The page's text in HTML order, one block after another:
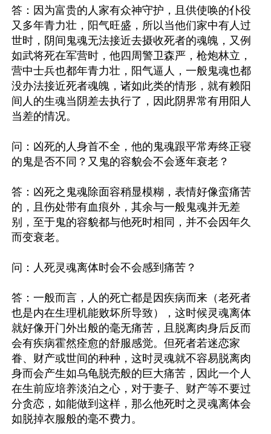
答：因为富贵的人家有众神守护，且供使唤的仆役
又多年青力壮，阳气旺盛，所以当他们家中有人过
世时，阴间鬼魂无法接近去摄收死者的魂魄，又例
如武将死在军营时，他四周警卫森严，枪炮林立，
营中士兵也都年青力壮，阳气逼人，一般鬼魂也都
没办法接近死者魂魄，诸如此类的情形，就有赖阳
间人的生魂当阴差去执行了，因此阴界常有用阳人
当差的情况。
问：凶死的人身首不全，他的鬼魂跟平常寿终正寝
的鬼是否不同？又鬼的容貌会不会逐年衰老？
答：凶死之鬼魂除面容稍显模糊，表情好像蛮痛苦
的，且伤处带有血痕外，其余与一般鬼魂并无差
别，至于鬼的容貌都与他死时相同，并不会因年久
而变衰老。
问：人死灵魂离体时会不会感到痛苦？
答：一般而言，人的死亡都是因疾病而来（老死者
也是内在生理机能败坏所导致），这时候灵魂离体
就好像开门外出般的毫无痛苦，且脱离肉身后反而
会有疾病霍然痊愈的舒服感觉。但死者若迷恋家
眷、财产或世间的种种，这时灵魂就不容易脱离肉
身而会产生如乌龟脱壳般的巨大痛苦，因此一个人
在生前应培养淡泊之心，对于妻子、财产等不要过
分贪恋，如能做到这样，那么他死时之灵魂离体会
如脱掉衣服般的毫不费力。